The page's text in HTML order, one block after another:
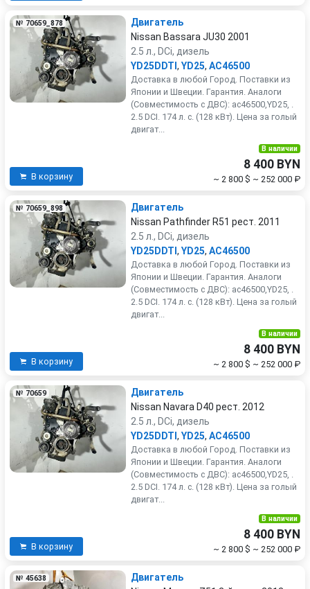
№ 70659_878
Двигатель
Nissan Bassara JU30 2001
2.5 л., DCi, дизель
YD25DDTI , YD25, AC46500
Доставка в любой Город. Поставки из
Японии и Швеции. Гарантия. Аналоги
(Совместимость с ДВС): ac46500,YD25, .
2.5 DCI. 174 л. с. (128 кВт). Цена за голый
двигат...
В корзину
В наличии
8 400 BYN
~ 2 800 $ ~ 252 000 ₽
№ 70659_898
Двигатель
Nissan Pathfinder R51 рест. 2011
2.5 л., DCi, дизель
YD25DDTI , YD25, AC46500
Доставка в любой Город. Поставки из
Японии и Швеции. Гарантия. Аналоги
(Совместимость с ДВС): ac46500,YD25, .
2.5 DCI. 174 л. с. (128 кВт). Цена за голый
двигат...
В корзину
В наличии
8 400 BYN
~ 2 800 $ ~ 252 000 ₽
№ 70659
Двигатель
Nissan Navara D40 рест. 2012
2.5 л., DCi, дизель
YD25DDTI , YD25, AC46500
Доставка в любой Город. Поставки из
Японии и Швеции. Гарантия. Аналоги
(Совместимость с ДВС): ac46500,YD25, .
2.5 DCI. 174 л. с. (128 кВт). Цена за голый
двигат...
В корзину
В наличии
8 400 BYN
~ 2 800 $ ~ 252 000 ₽
№ 45638
Двигатель